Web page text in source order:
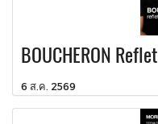
BOUCHERON Reflet
6 ส.ค. 2569